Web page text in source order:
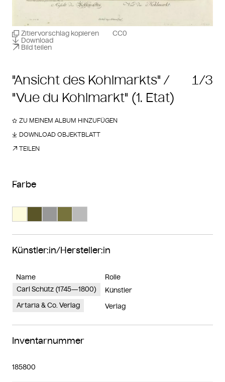
"Ansicht des Kohlmarkts" /
"Vue du Kohlmarkt" (1. Etat)
1/3
Zitiervorschlag kopieren
Download
Bild teilen
CC0
ZU MEINEM ALBUM HINZUFÜGEN
DOWNLOAD OBJEKTBLATT
TEILEN
Farbe
Künstler:in/Hersteller:in
Name
Rolle
Carl Schütz (1745—1800)
Künstler
Artaria & Co. Verlag
Verlag
Inventarnummer
185800